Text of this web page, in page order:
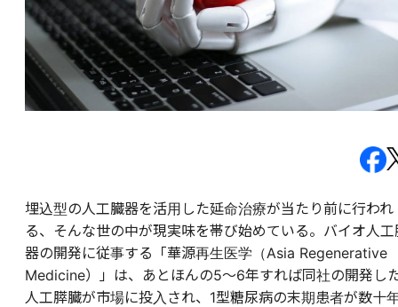
埋込型の人工臓器を活用した延命治療が当たり前に行われ
る、そんな世の中が現実味を帯び始めている。バイオ人工
器の開発に従事する「華源再生医学（Asia Regenerative
Medicine）」は、あとほんの5～6年すれば同社の開発し
人工膵臓が市場に投入され、1型糖尿病の末期患者が数十